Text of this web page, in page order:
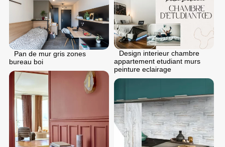
Design interieur chambre
appartement etudiant murs
peinture eclairage
Pan de mur gris zones
bureau boi